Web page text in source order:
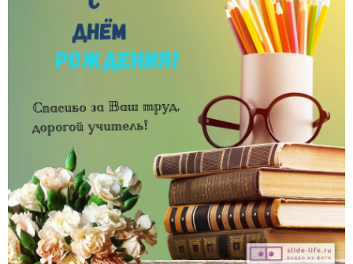
ПРАЗДНИКИ
С Днем рождения
Свадьба
Годовщина свадьбы
Календарь праздников
КОМУ
Женщине
Мужчине